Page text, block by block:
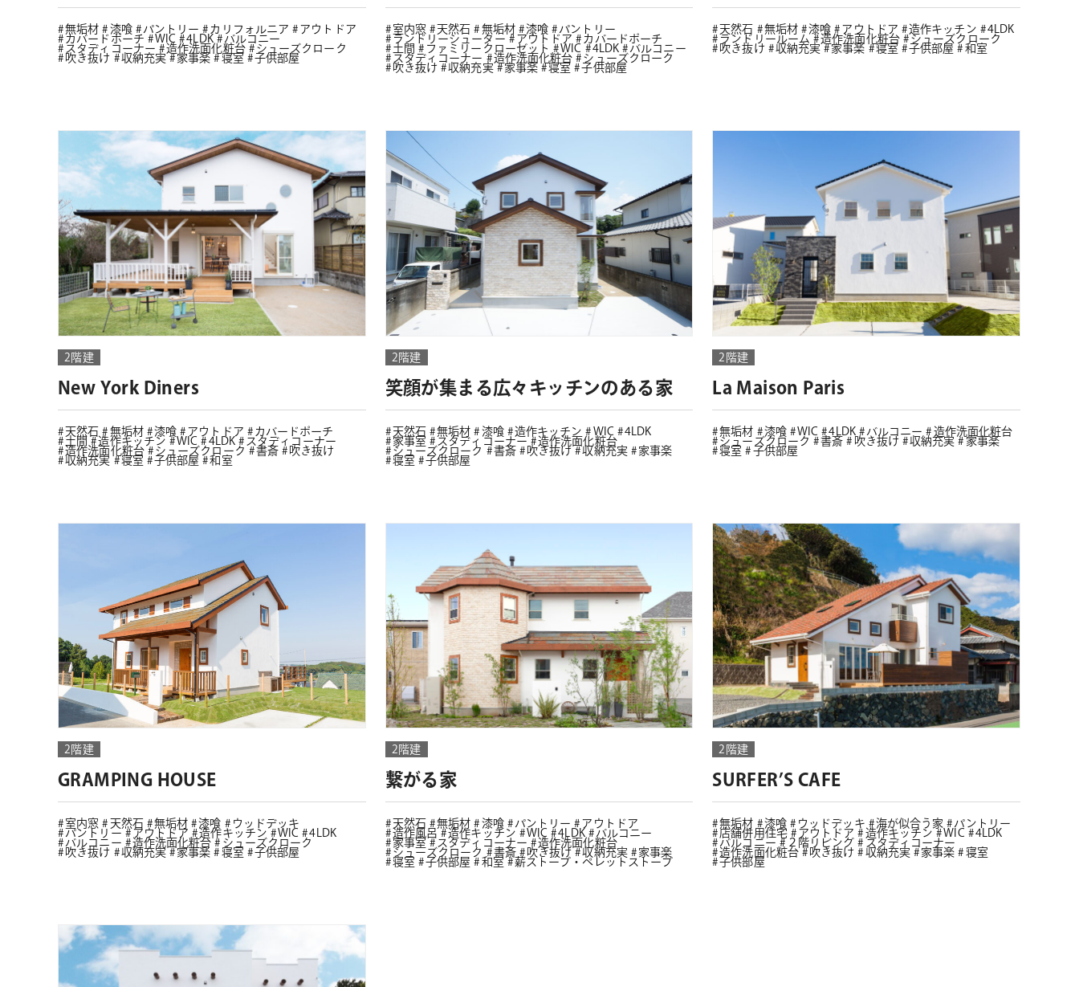
無垢材 漆喰 パントリー カリフォルニア
アウトドア
カバードポーチ
WIC 4LDK
バルコニー
スタディコーナー
造作洗面化粧台
シューズクローク
吹き抜け
収納充実 家事楽 寝室 子供部屋
室内窓 天然石 無垢材 漆喰
パントリー
ランドリーシューター
アウトドア
カバードポーチ
土間
ファミリークローゼット WIC 4LDK
バルコニー
スタディコーナー
造作洗面化粧台
シューズクローク
吹き抜け
収納充実 家事楽 寝室 子供部屋
天然石 無垢材 漆喰 アウトドア 造作キッチン
4LDK
ランドリールーム
造作洗面化粧台
シューズクローク
吹き抜け
収納充実 家事楽 寝室 子供部屋 和室
2階建
New York Diners
天然石 無垢材 漆喰 アウトドア
カバードポーチ
土間
造作キッチン WIC 4LDK
スタディコーナー
造作洗面化粧台
シューズクローク 書斎
吹き抜け
収納充実
寝室 子供部屋 和室
2階建
笑顔が集まる広々キッチンのある家
天然石 無垢材 漆喰 造作キッチン WIC
4LDK
家事室
スタディコーナー
造作洗面化粧台
シューズクローク
書斎 吹き抜け 収納充実
家事楽
寝室
子供部屋
2階建
La Maison Paris
無垢材 漆喰 WIC 4LDK バルコニー
造作洗面化粧台
シューズクローク
書斎 吹き抜け 収納充実
家事楽
寝室
子供部屋
2階建
GRAMPING HOUSE
室内窓 天然石 無垢材 漆喰
ウッドデッキ
パントリー
アウトドア 造作キッチン WIC
4LDK
バルコニー
造作洗面化粧台
シューズクローク
吹き抜け
収納充実 家事楽 寝室 子供部屋
2階建
繋がる家
天然石 無垢材 漆喰 パントリー
アウトドア
造作風呂
造作キッチン WIC 4LDK
バルコニー
家事室
スタディコーナー
造作洗面化粧台
シューズクローク
書斎 吹き抜け 収納充実
家事楽
寝室
子供部屋 和室 薪ストーブ・ペレットストーブ
2階建
SURFER’S CAFE
無垢材 漆喰 ウッドデッキ 海が似合う家
パントリー
店舗併用住宅
アウトドア 造作キッチン WIC
4LDK
バルコニー
２階リビング
スタディコーナー
造作洗面化粧台
吹き抜け 収納充実 家事楽
寝室
子供部屋